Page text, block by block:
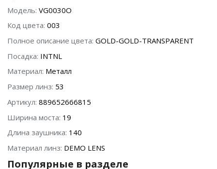
Модель: VG0030O
Код цвета: 003
Полное описание цвета: GOLD-GOLD-TRANSPARENT
Посадка: INTNL
Материал: Металл
Размер линз: 53
Артикул: 889652666815
Ширина моста: 19
Длина заушника: 140
Материал линз: DEMO LENS
Популярные в разделе